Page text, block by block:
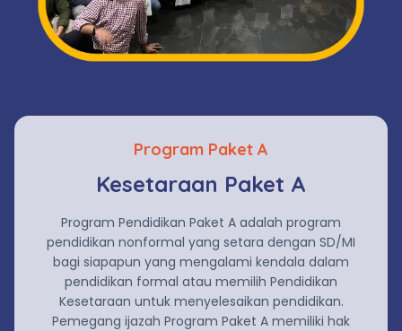
Program Paket A
Kesetaraan Paket A
Program Pendidikan Paket A adalah program
pendidikan nonformal yang setara dengan SD/MI
bagi siapapun yang mengalami kendala dalam
pendidikan formal atau memilih Pendidikan
Kesetaraan untuk menyelesaikan pendidikan.
Pemegang ijazah Program Paket A memiliki hak